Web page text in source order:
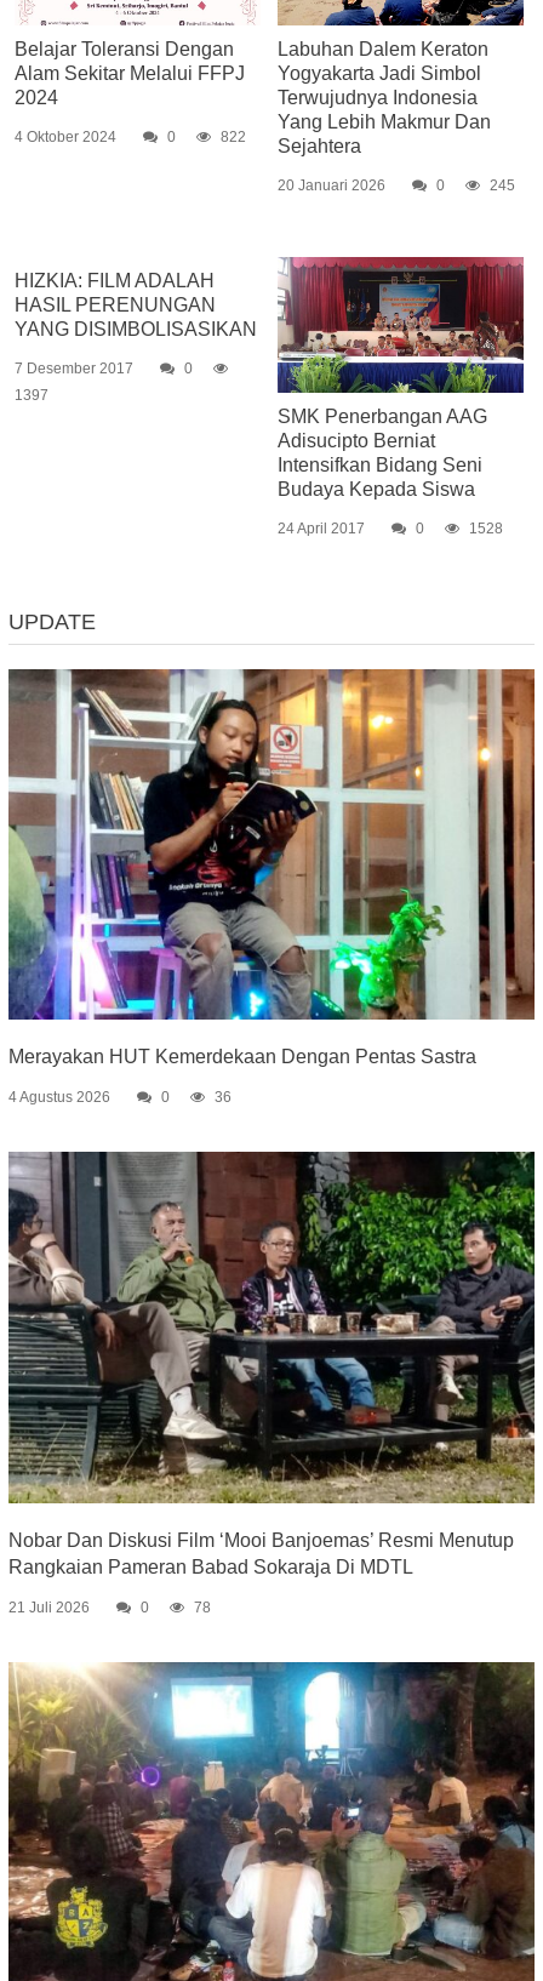
Belajar Toleransi Dengan
Alam Sekitar Melalui FFPJ
2024
4 Oktober 2024 0 822
Labuhan Dalem Keraton
Yogyakarta Jadi Simbol
Terwujudnya Indonesia
Yang Lebih Makmur Dan
Sejahtera
20 Januari 2026 0 245
HIZKIA: FILM ADALAH
HASIL PERENUNGAN
YANG DISIMBOLISASIKAN
7 Desember 2017
0
1397
SMK Penerbangan AAG
Adisucipto Berniat
Intensifkan Bidang Seni
Budaya Kepada Siswa
24 April 2017 0 1528
UPDATE
Merayakan HUT Kemerdekaan Dengan Pentas Sastra
4 Agustus 2026 0 36
Nobar Dan Diskusi Film ‘Mooi Banjoemas’ Resmi Menutup
Rangkaian Pameran Babad Sokaraja Di MDTL
21 Juli 2026 0 78